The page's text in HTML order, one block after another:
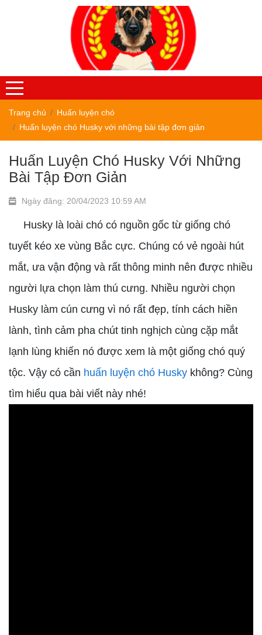
Trang chủ
Huấn luyện chó
Huấn luyện chó Husky với những bài tập đơn giản
Huấn Luyện Chó Husky Với Những
Bài Tập Đơn Giản
Ngày đăng: 20/04/2023 10:59 AM
Husky là loài chó có nguồn gốc từ giống chó
tuyết kéo xe vùng Bắc cực. Chúng có vẻ ngoài hút
mắt, ưa vận động và rất thông minh nên được nhiều
người lựa chọn làm thú cưng. Nhiều người chọn
Husky làm cún cưng vì nó rất đẹp, tính cách hiền
lành, tình cảm pha chút tinh nghịch cùng cặp mắt
lạnh lùng khiến nó được xem là một giống chó quý
tộc. Vậy có cần huấn luyện chó Husky không? Cùng
tìm hiểu qua bài viết này nhé!